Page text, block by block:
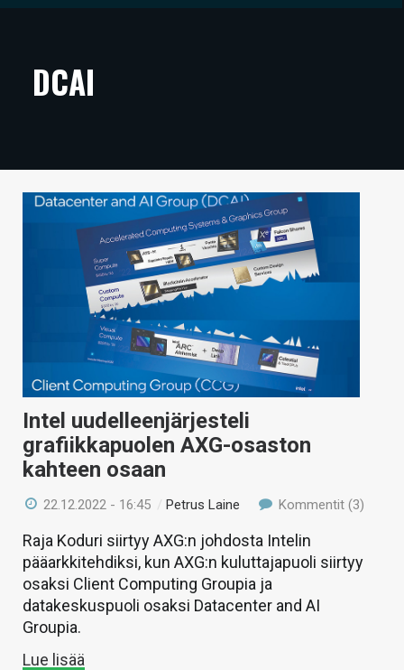
ARTIKKELIT
TECHBBS
TIETOA
HAKU
DCAI
Intel uudelleenjärjesteli
grafiikkapuolen AXG-osaston
kahteen osaan
22.12.2022 - 16:45 /Petrus Laine Kommentit (3)
Raja Koduri siirtyy AXG:n johdosta Intelin
pääarkkitehdiksi, kun AXG:n kuluttajapuoli siirtyy
osaksi Client Computing Groupia ja
datakeskuspuoli osaksi Datacenter and AI
Groupia.
Lue lisää